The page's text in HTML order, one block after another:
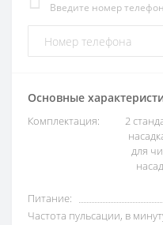
Введите номер
Основные
Комплектация:
2
для
Питание:
Частота пульсации, в